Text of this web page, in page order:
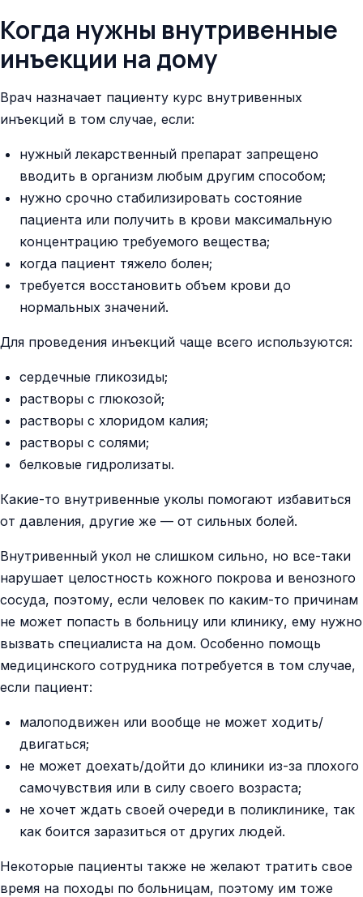
Когда нужны внутривенные
инъекции на дому
Врач назначает пациенту курс внутривенных
инъекций в том случае, если:
нужный лекарственный препарат запрещено
вводить в организм любым другим способом;
нужно срочно стабилизировать состояние
пациента или получить в крови максимальную
концентрацию требуемого вещества;
когда пациент тяжело болен;
требуется восстановить объем крови до
нормальных значений.
Для проведения инъекций чаще всего используются:
сердечные гликозиды;
растворы с глюкозой;
растворы с хлоридом калия;
растворы с солями;
белковые гидролизаты.
Какие-то внутривенные уколы помогают избавиться
от давления, другие же — от сильных болей.
Внутривенный укол не слишком сильно, но все-таки
нарушает целостность кожного покрова и венозного
сосуда, поэтому, если человек по каким-то причинам
не может попасть в больницу или клинику, ему нужно
вызвать специалиста на дом. Особенно помощь
медицинского сотрудника потребуется в том случае,
если пациент:
малоподвижен или вообще не может ходить/
двигаться;
не может доехать/дойти до клиники из-за плохого
самочувствия или в силу своего возраста;
не хочет ждать своей очереди в поликлинике, так
как боится заразиться от других людей.
Некоторые пациенты также не желают тратить свое
время на походы по больницам, поэтому им тоже